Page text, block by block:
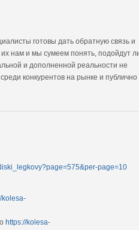
готовы дать обратную связь и
нам и мы сумеем понять, подойдут
и дополненной реальности не
конкурентов на рынке и публично
page=10
kolesa-
https://kolesa-